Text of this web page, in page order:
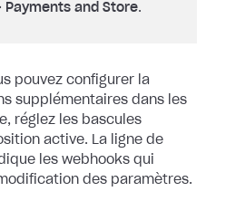
Payments and Store.
pouvez configurer la
supplémentaires dans les
réglez les bascules
active. La ligne de
les webhooks qui
des paramètres.